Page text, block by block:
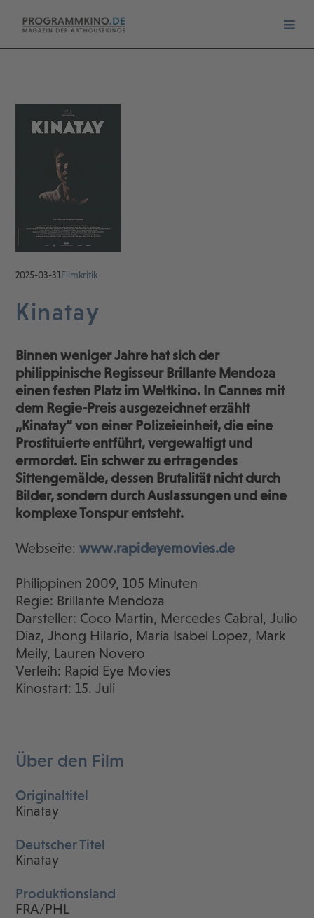
2025-03-31Filmkritik
Kinatay
Binnen weniger Jahre hat sich der
philippinische Regisseur Brillante Mendoza
einen festen Platz im Weltkino. In Cannes mit
dem Regie-Preis ausgezeichnet erzählt
„Kinatay“ von einer Polizeieinheit, die eine
Prostituierte entführt, vergewaltigt und
ermordet. Ein schwer zu ertragendes
Sittengemälde, dessen Brutalität nicht durch
Bilder, sondern durch Auslassungen und eine
komplexe Tonspur entsteht.
Webseite:www.rapideyemovies.de
Philippinen 2009, 105 Minuten
Regie: Brillante Mendoza
Darsteller: Coco Martin, Mercedes Cabral, Julio
Diaz, Jhong Hilario, Maria Isabel Lopez, Mark
Meily, Lauren Novero
Verleih: Rapid Eye Movies
Kinostart: 15. Juli
Über den Film
Originaltitel
Kinatay
Deutscher Titel
Kinatay
Produktionsland
FRA/PHL